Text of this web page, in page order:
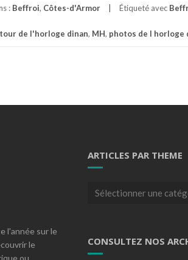
: Beffroi, Côtes-d'Armor Étiqueté avec
de l'horloge dinan, MH, photos de l horloge
l'année sur le
le
ou
ARTICLES PAR THEME
Articles
CONSULTEZ NOS